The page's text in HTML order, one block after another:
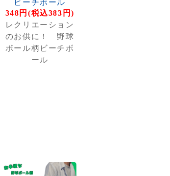
ビーチボール
348円(税込383円)
レクリエーション
のお供に！ 野球
ボール柄ビーチボ
ール